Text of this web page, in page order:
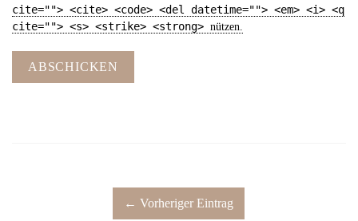
cite=""> <cite> <code> <del datetime=""> <em> <i> <q
cite=""> <s> <strike> <strong> nützen.
ABSCHICKEN
← Vorheriger Eintrag